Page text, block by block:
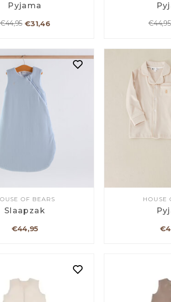
Pyjama
€44,95 €31,46 €44,95
OF BEARS
Slaapzak
€44,95
HOUSE